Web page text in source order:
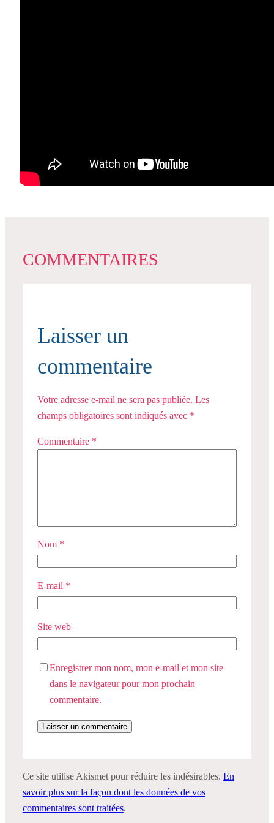
COMMENTAIRES
Laisser un
commentaire
Votre adresse e-mail ne sera pas publiée. Les
champs obligatoires sont indiqués avec *
Commentaire *
Nom *
E-mail *
Site web
Enregistrer mon nom, mon e-mail et mon site
dans le navigateur pour mon prochain
commentaire.
Ce site utilise Akismet pour réduire les indésirables. En
savoir plus sur la façon dont les données de vos
commentaires sont traitées.